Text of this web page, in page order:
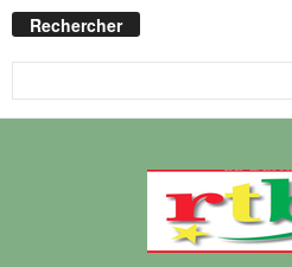
Rechercher